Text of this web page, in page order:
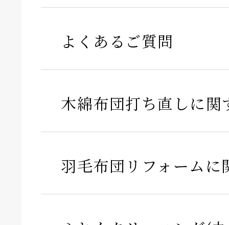
よくあるご質問
木綿布団打ち直しに関
羽毛布団リフォームに